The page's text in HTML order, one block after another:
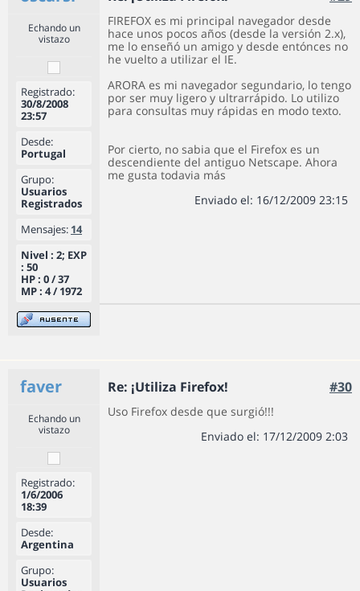
Echando un
vistazo
Registrado:
30/8/2008
23:57
Desde:
Portugal
Grupo:
Usuarios
Registrados
Mensajes: 14
Nivel : 2; EXP
: 50
HP : 0 / 37
MP : 4 / 1972
FIREFOX es mi principal navegador desde
hace unos pocos años (desde la versión 2.x),
me lo enseñó un amigo y desde entónces no
he vuelto a utilizar el IE.
ARORA es mi navegador segundario, lo tengo
por ser muy ligero y ultrarrápido. Lo utilizo
para consultas muy rápidas en modo texto.
Por cierto, no sabia que el Firefox es un
descendiente del antiguo Netscape. Ahora
me gusta todavia más
Enviado el: 16/12/2009 23:15
faver Re: ¡Utiliza Firefox! #30
Echando un
vistazo
Registrado:
1/6/2006
18:39
Desde:
Argentina
Grupo:
Usuarios
Uso Firefox desde que surgió!!!
Enviado el: 17/12/2009 2:03